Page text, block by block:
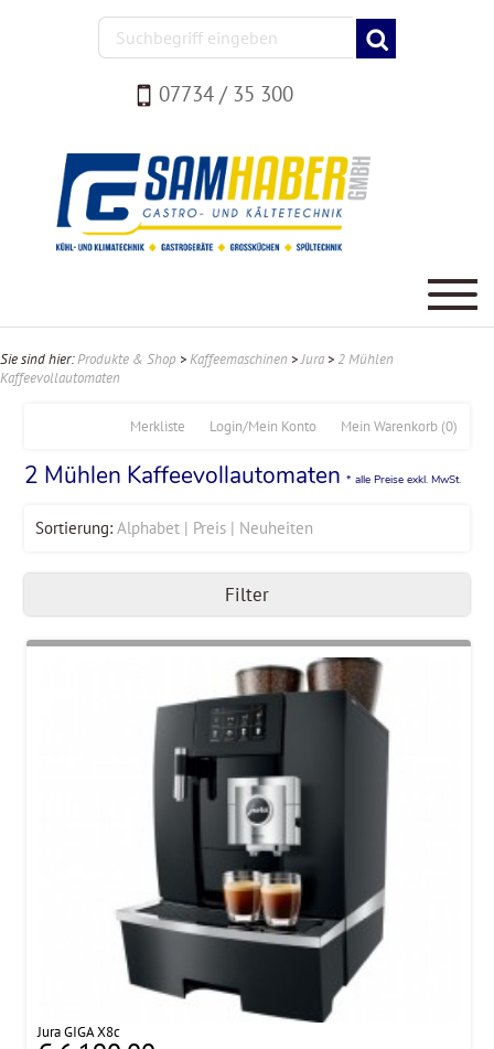
07734 / 35 300
Sie sind hier:Produkte & Shop >Kaffeemaschinen >Jura >2 Mühlen
Kaffeevollautomaten
Mein Warenkorb (0)
Login/Mein Konto
Merkliste
2 Mühlen Kaffeevollautomaten * alle Preise exkl. MwSt.
Sortierung: Alphabet Preis Neuheiten
Filter
Jura GIGA X8c